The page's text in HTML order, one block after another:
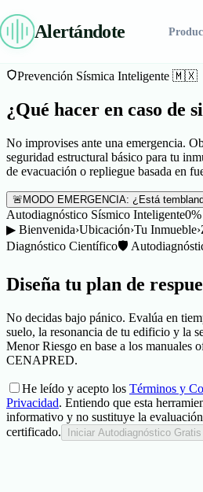
Alertándote
Alertándote
SOLUCIONES
Residencial
Industrial
Industrial Plus
COMPAÑÍA
¿Cómo funciona?
Preguntas
Contacto
Hazte Distribuidor
Prevención Sísmica Inteligente 🇲🇽
¿Qué hacer en caso de
No improvises ante una emergencia.
seguridad estructural básico para tu
de evacuación o repliegue basada en
🚨 MODO EMERGENCIA: ¿Está
Autodiagnóstico Sísmico Inteligente0
▶ Bienvenida›Ubicación›Tu Inmueble›
Diagnóstico Científico🛡️
Diseña tu plan de
No decidas bajo pánico. Evalúa en
suelo, la resonancia de tu edificio y la
Menor Riesgo en base a los manuales
CENAPRED.
He leído y acepto los Términos y
Privacidad. Entiendo que esta
informativo y no sustituye la
certificado.
Iniciar Autodiagnóstico Gratis
Para asignarte prioridad de respuesta y
Conectar por